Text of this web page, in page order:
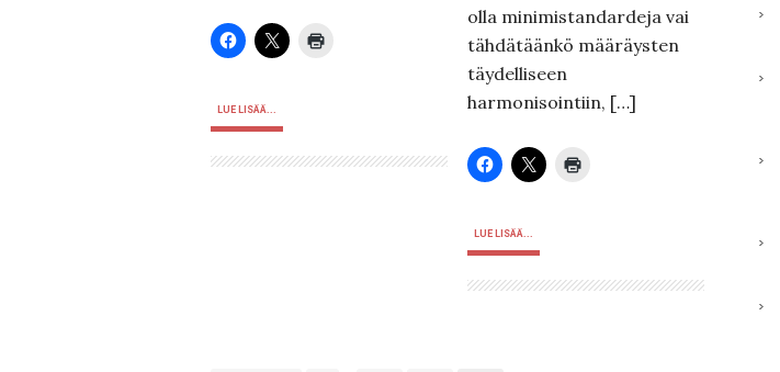
LUE LISÄÄ...
olla minimistandardeja vai
tähdätäänkö määräysten
täydelliseen
harmonisointiin, […]
LUE LISÄÄ...